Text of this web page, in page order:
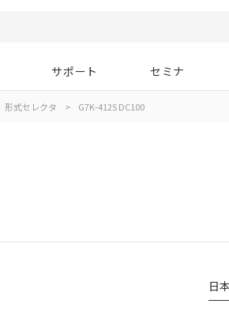
サポート セミナ
形式セレクタ > G7K-412S DC100
日